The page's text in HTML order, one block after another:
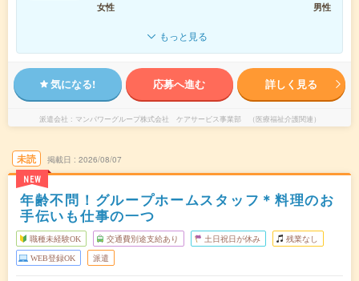
女性
男性
もっと見る
気になる! 応募へ進む 詳しく見る
派遣会社 マンパワーグループ株式会社 ケアサービス事業部 （医療福祉介護関連）
未読
NEW
掲載日 2026/08/07
年齢不問！グループホームスタッフ＊料理のお
手伝いも仕事の一つ
職種未経験OK 交通費別途支給あり 土日祝日が休み 残業なし
WEB登録OK 派遣